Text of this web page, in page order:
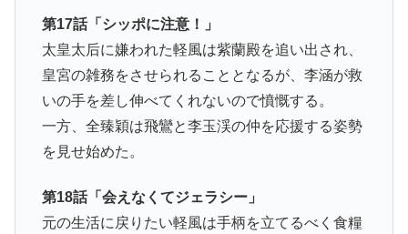
第17話「シッポに注意！」
太皇太后に嫌われた軽風は紫蘭殿を追い出され、
皇宮の雑務をさせられることとなるが、李涵が救
いの手を差し伸べてくれないので憤慨する。
一方、全臻穎は飛鸞と李玉渓の仲を応援する姿勢
を見せ始めた。
第18話「会えなくてジェラシー」
元の生活に戻りたい軽風は手柄を立てるべく食糧